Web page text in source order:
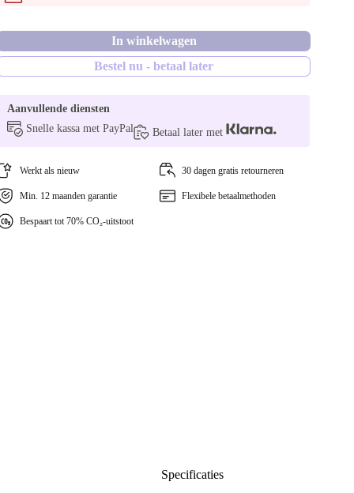
In winkelwagen
Bestel nu - betaal later
Aanvullende diensten
Snelle kassa met PayPal
Betaal later met
Werkt als nieuw 30 dagen gratis retourneren
Min. 12 maanden garantie Flexibele betaalmethoden
Bespaart tot 70% CO₂-uitstoot
Specificaties